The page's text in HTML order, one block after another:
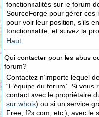
fonctionnalités sur le forum
SourceForge pour gérer ces
pour voir leur position, s’ils
fonctionnalité, et suivez la
Haut
Qui contacter pour les abus
forum?
Contactez n’importe lequel
“L’équipe du forum”. Si
contact avec le propriétaire
sur whois) ou si un service
Free, f2s.com, etc.), avec le